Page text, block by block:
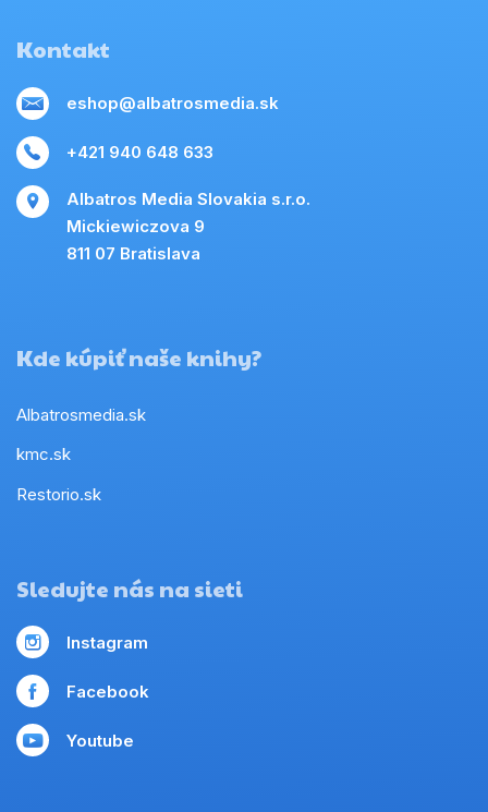
Kontakt
eshop@albatrosmedia.sk
+421 940 648 633
Albatros Media Slovakia s.r.o.
Mickiewiczova 9
811 07 Bratislava
Kde kúpiť naše knihy?
Albatrosmedia.sk
kmc.sk
Restorio.sk
Sledujte nás na sieti
Instagram
Facebook
Youtube